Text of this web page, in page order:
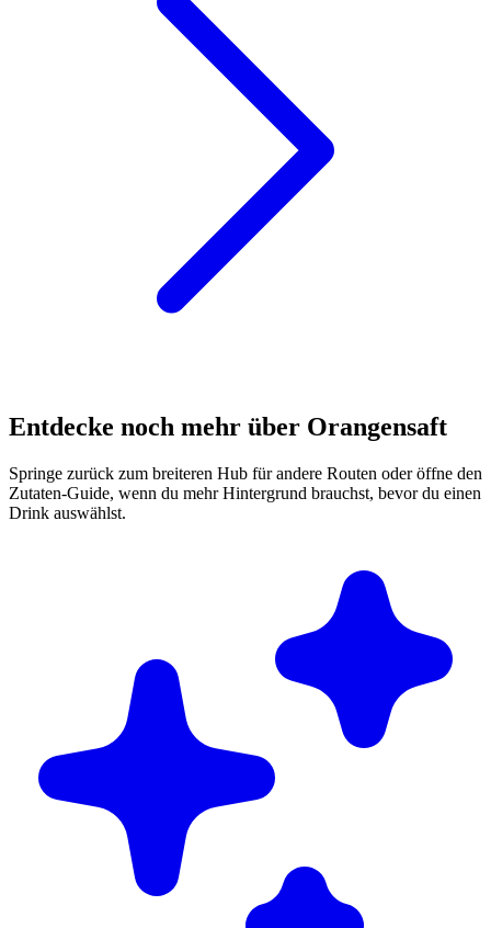
Entdecke noch mehr über Orangensaft
Springe zurück zum breiteren Hub für andere Routen oder öffne den
Zutaten-Guide, wenn du mehr Hintergrund brauchst, bevor du einen
Drink auswählst.